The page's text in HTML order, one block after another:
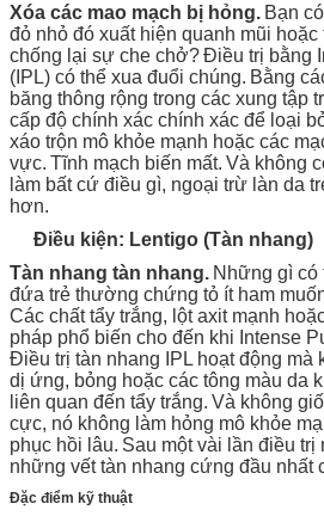
Xóa các mao mạch bị hỏng. Bạn
đỏ nhỏ đó xuất hiện quanh mũi hoặc
chống lại sự che chở?Điều trị bằng
(IPL) có thể xua đuổi chúng. Bằng
băng thông rộng trong các xung tập
cấp độ chính xác chính xác để loại
xáo trộn mô khỏe mạnh hoặc các
vực. Tĩnh mạch biến mất. Và không
làm bất cứ điều gì, ngoại trừ làn da
hơn.
Điều kiện: Lentigo (Tàn nhang)
Tàn nhang tàn nhang. Những gì có
đứa trẻ thường chứng tỏ ít ham
Các chất tẩy trắng, lột axit mạnh
pháp phổ biến cho đến khi Intense
Điều trị tàn nhang IPL hoạt động mà
dị ứng, bỏng hoặc các tông màu da
liên quan đến tẩy trắng. Và không
cực, nó không làm hỏng mô khỏe
phục hồi lâu. Sau một vài lần điều trị
những vết tàn nhang cứng đầu nhất
Đặc điểm kỹ thuật